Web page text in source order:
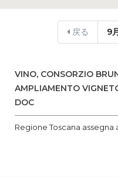
戻る 9
VINO, CONSORZIO
AMPLIAMENTO
DOC
Regione Toscana assegna